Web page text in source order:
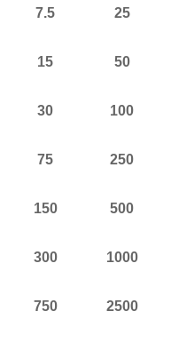
7.5 25
15 50
30 100
75 250
150 500
300 1000
750 2500